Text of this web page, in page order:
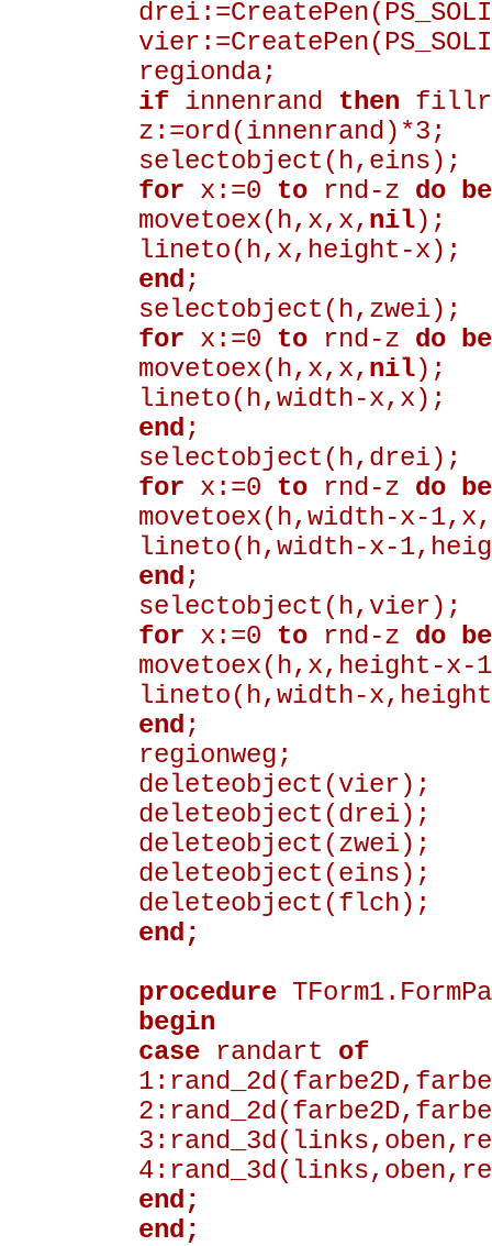
regionda;
if innenrand then
z:=ord(innenrand)*3;
selectobject(h,eins);
for x:=0 to rnd-z do
movetoex(h,x,x, nil);
lineto(h,x,height-x);
end ;
selectobject(h,zwei);
for x:=0 to rnd-z do
movetoex(h,x,x, nil);
lineto(h,width-x,x);
end ;
selectobject(h,drei);
for x:=0 to rnd-z do
movetoex(h,width-x-1,x,
lineto(h,width-x-
end ;
selectobject(h,vier);
for x:=0 to rnd-z do
movetoex(h,x,height-x-
lineto(h,width-
end ;
regionweg;
deleteobject(vier);
deleteobject(drei);
deleteobject(zwei);
deleteobject(eins);
deleteobject(flch);
end;
procedure
begin
case randart of
end;
end;